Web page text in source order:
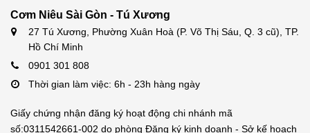
Cơm Niêu Sài Gòn - Tú Xương
27 Tú Xương, Phường Xuân Hoà (P. Võ Thị Sáu, Q. 3 cũ), TP.
Hồ Chí Minh
0901 301 808
Thời gian làm việc: 6h - 23h hàng ngày
Giấy chứng nhận đăng ký hoạt động chi nhánh mã
số:0311542661-002 do phòng Đăng ký kinh doanh - Sở kế hoạch